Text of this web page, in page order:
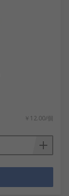
￥12.00/個